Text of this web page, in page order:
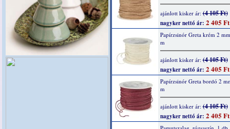
ajánlott kisker ár:(4 105 Ft)
nagyker nettó ár: 2 405 Ft
Papírzsinór Greta krém 2
m
ajánlott kisker ár:(4 105 Ft)
nagyker nettó ár: 2 405 Ft
Papírzsinór Greta bordó 2
m
ajánlott kisker ár:(4 105 Ft)
nagyker nettó ár: 2 405 Ft